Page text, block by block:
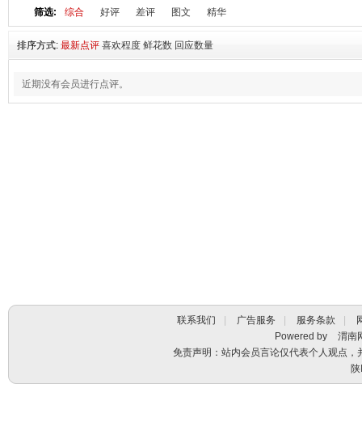
筛选:
综合 好评 差评 图文 精华
排序方式: 最新点评 喜欢程度 鲜花数 回应数量
近期没有会员进行点评。
联系我们 广告服务 服务条款
Powered by
渭南
免责声明：站内会员言论仅代表个人观点